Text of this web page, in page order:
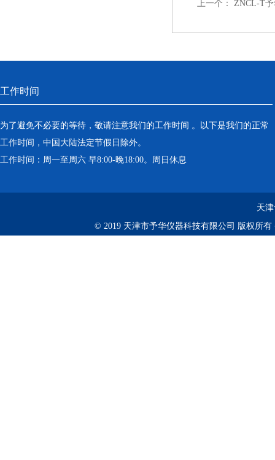
上一个： ZNCL-T
工作时间
为了避免不必要的等待，敬请注意我们的工作时间 。以下是我们的正常
工作时间，中国大陆法定节假日除外。
工作时间：周一至周六 早8:00-晚18:00。周日休息
天
© 2019 天津市予华仪器科技有限公司 版权所有